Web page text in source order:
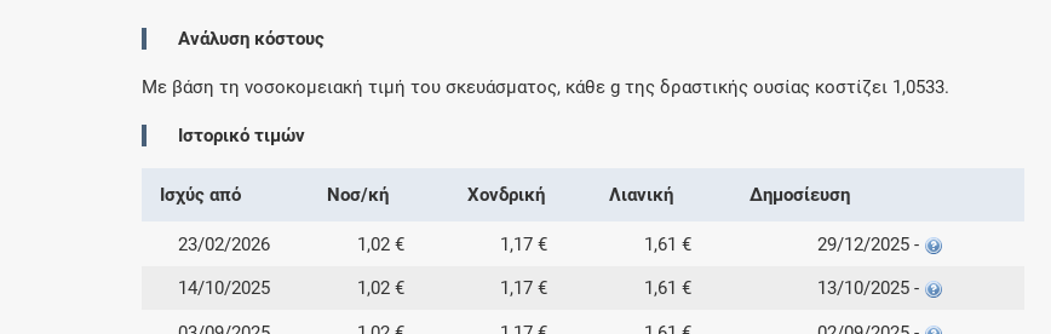
Ανάλυση κόστους
Με βάση τη νοσοκομειακή τιμή του σκευάσματος, κάθεg της δραστικής ουσίας κοστίζει 1,0533.
Ιστορικό τιμών
Ισχύς από Νοσ/κή Χονδρική Λιανική Δημοσίευση
23/02/2026 1,02 € 1,17 € 1,61 € 29/12/2025 -
14/10/2025 1,02 € 1,17 € 1,61 € 13/10/2025 -